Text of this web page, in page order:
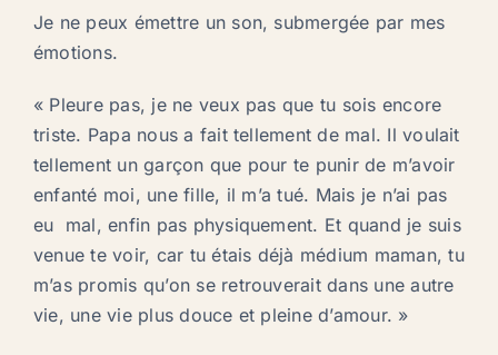
Je ne peux émettre un son, submergée par mes
émotions.
« Pleure pas, je ne veux pas que tu sois encore
triste. Papa nous a fait tellement de mal. Il voulait
tellement un garçon que pour te punir de m’avoir
enfanté moi, une fille, il m’a tué. Mais je n’ai pas
eu mal, enfin pas physiquement. Et quand je suis
venue te voir, car tu étais déjà médium maman, tu
m’as promis qu’on se retrouverait dans une autre
vie, une vie plus douce et pleine d’amour. »